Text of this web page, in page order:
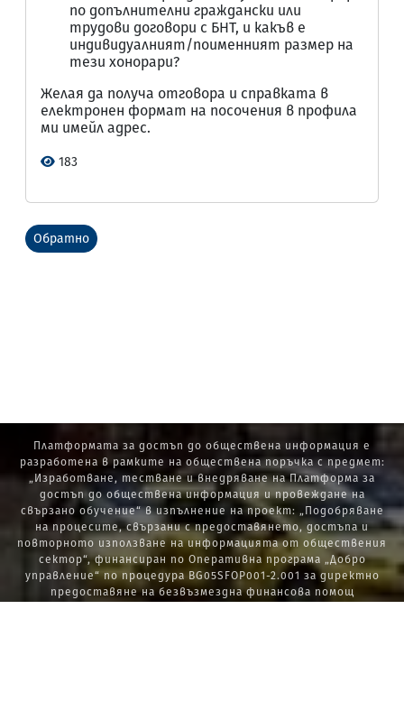
по допълнителни граждански или
трудови договори с БНТ, и какъв е
индивидуалният/поименният размер на
тези хонорари?
Желая да получа отговора и справката в
електронен формат на посочения в профила
ми имейл адрес.
183
Обратно
Платформата за достъп до обществена информация е
разработена в рамките на обществена поръчка с предмет:
„Изработване, тестване и внедряване на Платформа за
достъп до обществена информация и провеждане на
свързано обучение“ в изпълнение на проект: „Подобряване
на процесите, свързани с предоставянето, достъпа и
повторното използване на информацията от обществения
сектор“, финансиран по Оперативна програма „Добро
управление“ по процедура BG05SFOP001-2.001 за директно
предоставяне на безвъзмездна финансова помощ